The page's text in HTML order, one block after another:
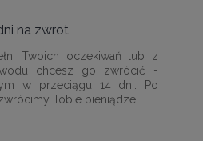
na zwrot
Twoich oczekiwań lub z
chcesz go zwrócić -
w przeciągu 14 dni. Po
Tobie pieniądze.